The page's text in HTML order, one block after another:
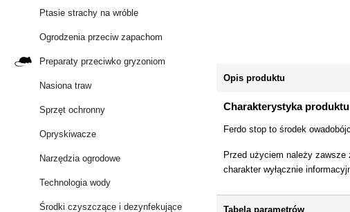
Ptasie strachy na wróble
Ogrodzenia przeciw zapachom
Preparaty przeciwko gryzoniom
Nasiona traw
Sprzęt ochronny
Opryskiwacze
Narzędzia ogrodowe
Technologia wody
Środki czyszczące i dezynfekujące
Opis produktu
Charakterystyka produktu
Ferdo stop to środek
Przed użyciem należy
charakter wyłącznie
Tabela parametrów